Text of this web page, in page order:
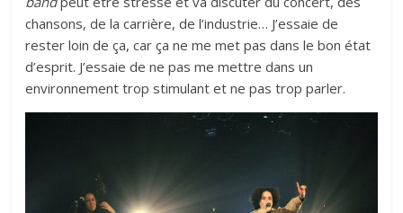
chansons, de la carrière, de l’industrie… J’essaie de
rester loin de ça, car ça ne me met pas dans le bon état
d’esprit. J’essaie de ne pas me mettre dans un
environnement trop stimulant et ne pas trop parler.